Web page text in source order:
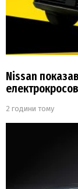
Nissan
2 години тому